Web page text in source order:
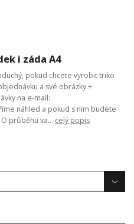
i záda A4
pokud chcete vyrobit triko
a své obrázky +
na e-mail:
náhled a pokud s ním budete
průběhu va... celý popis